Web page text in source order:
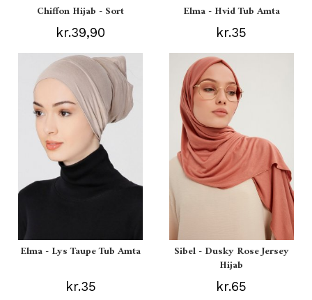
Chiffon Hijab - Sort
kr.39,90
Elma - Hvid Tub Amta
kr.35
Elma - Lys Taupe Tub Amta
kr.35
Sibel - Dusky Rose Jersey
Hijab
kr.65